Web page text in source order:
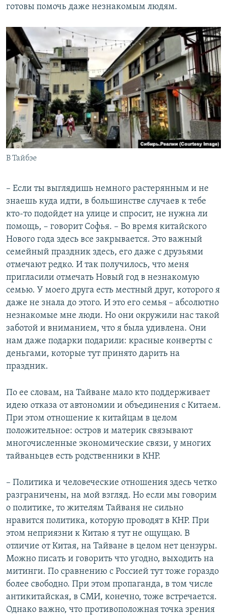
готовы помочь даже незнакомым людям.
В Тайбэе
– Если ты выглядишь немного растерянным и не
знаешь куда идти, в большинстве случаев к тебе
кто-то подойдет на улице и спросит, не нужна ли
помощь, – говорит Софья. – Во время китайского
Нового года здесь все закрывается. Это важный
семейный праздник здесь, его даже с друзьями
отмечают редко. И так получилось, что меня
пригласили отмечать Новый год в незнакомую
семью. У моего друга есть местный друг, которого я
даже не знала до этого. И это его семья – абсолютно
незнакомые мне люди. Но они окружили нас такой
заботой и вниманием, что я была удивлена. Они
нам даже подарки подарили: красные конверты с
деньгами, которые тут принято дарить на
праздник.
По ее словам, на Тайване мало кто поддерживает
идею отказа от автономии и объединения с Китаем.
При этом отношение к китайцам в целом
положительное: остров и материк связывают
многочисленные экономические связи, у многих
тайваньцев есть родственники в КНР.
– Политика и человеческие отношения здесь четко
разграничены, на мой взгляд. Но если мы говорим
о политике, то жителям Тайваня не сильно
нравится политика, которую проводят в КНР. При
этом неприязни к Китаю я тут не ощущаю. В
отличие от Китая, на Тайване в целом нет цензуры.
Можно писать и говорить что угодно, выходить на
митинги. По сравнению с Россией тут тоже гораздо
более свободно. При этом пропаганда, в том числе
антикитайская, в СМИ, конечно, тоже встречается.
Однако важно, что противоположная точка зрения